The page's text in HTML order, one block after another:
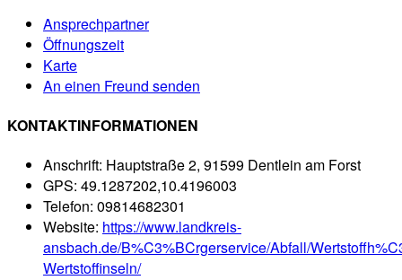
Ansprechpartner
Öffnungszeit
Karte
An einen Freund senden
KONTAKTINFORMATIONEN
Anschrift: Hauptstraße 2, 91599 Dentlein am Forst
GPS: 49.1287202,10.4196003
Telefon: 09814682301
Website: https://www.landkreis-
ansbach.de/B%C3%BCrgerservice/Abfall/
Wertstoffinseln/